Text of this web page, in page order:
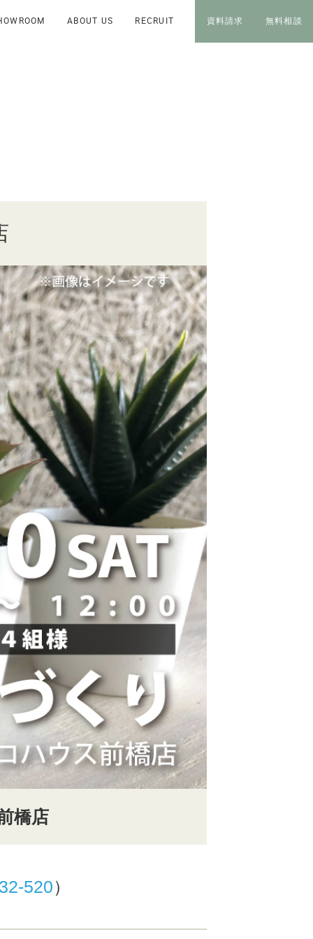
ABOUT US RECRUIT 資料請求 無料相談
橋店
520）